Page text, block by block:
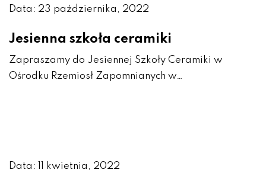
Data: 23 października, 2022
Jesienna szkoła ceramiki
Zapraszamy do Jesiennej Szkoły Ceramiki w
Ośrodku Rzemiosł Zapomnianych w…
Data: 11 kwietnia, 2022